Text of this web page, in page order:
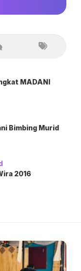
MADANI
Bimbing Murid
2016